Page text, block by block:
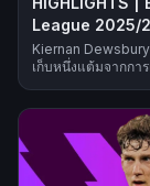
League 2025/
Kiernan
เก็บหนึ่งแต้มจากกา
สีน้ำเงิน’ ที่สู้ไม่ถอ